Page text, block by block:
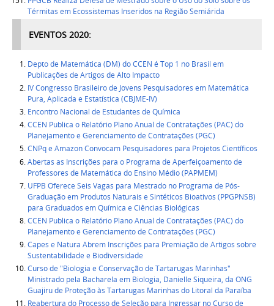
Térmitas em Ecossistemas Inseridos na Região Semiárida
EVENTOS 2020:
Depto de Matemática (DM) do CCEN é Top 1 no Brasil em
Publicações de Artigos de Alto Impacto
IV Congresso Brasileiro de Jovens Pesquisadores em Matemática
Pura, Aplicada e Estatística (CBJME-IV)
Encontro Nacional de Estudantes de Química
CCEN Publica o Relatório Plano Anual de Contratações (PAC) do
Planejamento e Gerenciamento de Contratações (PGC)
CNPq e Amazon Convocam Pesquisadores para Projetos Científicos
Abertas as Inscrições para o Programa de Aperfeiçoamento de
Professores de Matemática do Ensino Médio (PAPMEM)
UFPB Oferece Seis Vagas para Mestrado no Programa de Pós-
Graduação em Produtos Naturais e Sintéticos Bioativos (PPGPNSB)
para Graduados em Química e Ciências Biológicas
CCEN Publica o Relatório Plano Anual de Contratações (PAC) do
Planejamento e Gerenciamento de Contratações (PGC)
Capes e Natura Abrem Inscrições para Premiação de Artigos sobre
Sustentabilidade e Biodiversidade
Curso de "Biologia e Conservação de Tartarugas Marinhas"
Ministrado pela Bacharela em Biologia, Danielle Siqueira, da ONG
Guajiru de Proteção às Tartarugas Marinhas do Litoral da Paraíba
Reabertura do Processo de Seleção para Ingressar no Curso de